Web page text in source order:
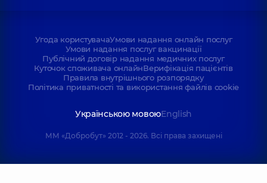
Угода користувачаУмови надання онлайн послуг
Умови надання послуг вакцинації
Публічний договір надання медичних послуг
Куточок споживача онлайнВерифікація пацієнтів
Правила внутрішнього розпорядку
Політика приватності та використання файлів cookie
Українською мовоюEnglish
ММ «Добробут» 2012 - 2026. Всі права захищені